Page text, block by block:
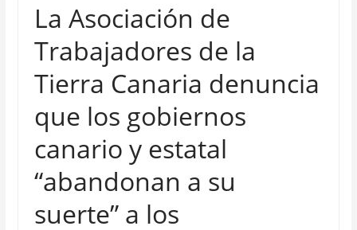
La Asociación de
Trabajadores de la
Tierra Canaria denuncia
que los gobiernos
canario y estatal
“abandonan a su
suerte” a los